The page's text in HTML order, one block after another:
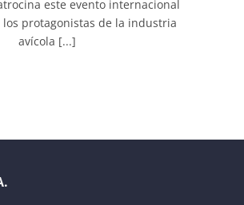
este evento internacional
los protagonistas de la industria
avícola [...]